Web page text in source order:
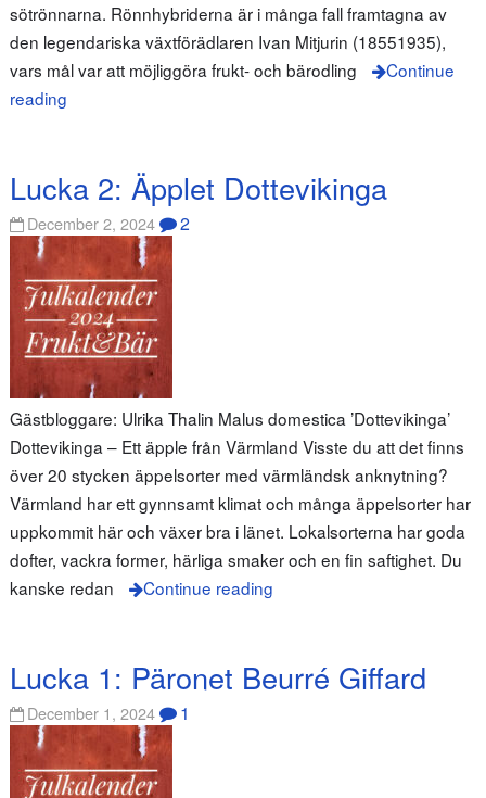
sötrönnarna. Rönnhybriderna är i många fall framtagna av
den legendariska växtförädlaren Ivan Mitjurin (1855­1935),
vars mål var att möjliggöra frukt- och bärodling
Continue
reading
Lucka 2: Äpplet Dottevikinga
December 2, 2024 2
Gästbloggare: Ulrika Thalin Malus domestica ’Dottevikinga’
Dottevikinga – Ett äpple från Värmland Visste du att det finns
över 20 stycken äppelsorter med värmländsk anknytning?
Värmland har ett gynnsamt klimat och många äppelsorter har
uppkommit här och växer bra i länet. Lokalsorterna har goda
dofter, vackra former, härliga smaker och en fin saftighet. Du
kanske redan
Continue reading
Lucka 1: Päronet Beurré Giffard
December 1, 2024 1